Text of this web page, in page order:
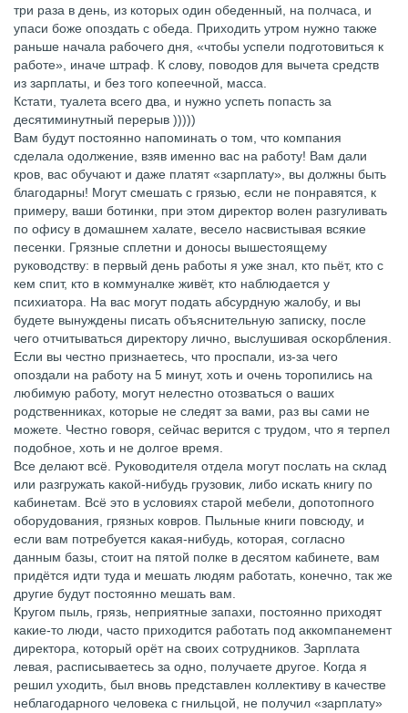
три раза в день, из которых один обеденный, на полчаса, и
упаси боже опоздать с обеда. Приходить утром нужно также
раньше начала рабочего дня, «чтобы успели подготовиться к
работе», иначе штраф. К слову, поводов для вычета средств
из зарплаты, и без того копеечной, масса.
Кстати, туалета всего два, и нужно успеть попасть за
десятиминутный перерыв )))))
Вам будут постоянно напоминать о том, что компания
сделала одолжение, взяв именно вас на работу! Вам дали
кров, вас обучают и даже платят «зарплату», вы должны быть
благодарны! Могут смешать с грязью, если не понравятся, к
примеру, ваши ботинки, при этом директор волен разгуливать
по офису в домашнем халате, весело насвистывая всякие
песенки. Грязные сплетни и доносы вышестоящему
руководству: в первый день работы я уже знал, кто пьёт, кто с
кем спит, кто в коммуналке живёт, кто наблюдается у
психиатора. На вас могут подать абсурдную жалобу, и вы
будете вынуждены писать объяснительную записку, после
чего отчитываться директору лично, выслушивая оскорбления.
Если вы честно признаетесь, что проспали, из-за чего
опоздали на работу на 5 минут, хоть и очень торопились на
любимую работу, могут нелестно отозваться о ваших
родственниках, которые не следят за вами, раз вы сами не
можете. Честно говоря, сейчас верится с трудом, что я терпел
подобное, хоть и не долгое время.
Все делают всё. Руководителя отдела могут послать на склад
или разгружать какой-нибудь грузовик, либо искать книгу по
кабинетам. Всё это в условиях старой мебели, допотопного
оборудования, грязных ковров. Пыльные книги повсюду, и
если вам потребуется какая-нибудь, которая, согласно
данным базы, стоит на пятой полке в десятом кабинете, вам
придётся идти туда и мешать людям работать, конечно, так же
другие будут постоянно мешать вам.
Кругом пыль, грязь, неприятные запахи, постоянно приходят
какие-то люди, часто приходится работать под аккомпанемент
директора, который орёт на своих сотрудников. Зарплата
левая, расписываетесь за одно, получаете другое. Когда я
решил уходить, был вновь представлен коллективу в качестве
неблагодарного человека с гнильцой, не получил «зарплату»